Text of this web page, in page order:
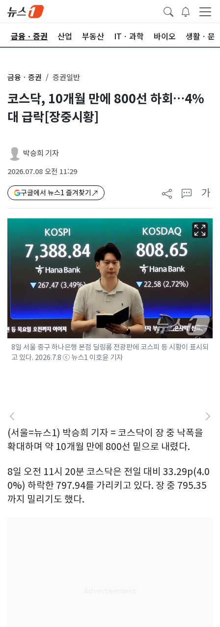
금융ㆍ증권 산업 부동산 ITㆍ과학 바이오 생활ㆍ문
금융ㆍ증권 증권일반
코스닥, 10개월 만에 800선 하회…4%
대 급락[장중시황]
박승희 기자
2026.07.08 오전 11:29
구글에서 뉴스1 즐겨찾기 가
8일 서울 중구 하나은행 본점 딜링룸 전광판에 코스피 등 시황이 표시되
고 있다. 2026.7.8 ⓒ 뉴스1 이호윤 기자
(서울=뉴스1) 박승희 기자 = 코스닥이 장 중 낙폭을
확대하며 약 10개월 만에 800선 밑으로 내렸다.
8일 오전 11시 20분 코스닥은 전일 대비 33.29p(4.0
0%) 하락한 797.94를 가리키고 있다. 장 중 795.35
까지 밀리기도 했다.